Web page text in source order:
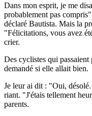
Dans mon esprit, je me
probablement pas
déclaré Bautista. Mais la
"Félicitations, vous avez
crier.
Des cyclistes qui
demandé si elle allait bien.
Je leur ai dit : "Oui,
riant. "J'étais tellement
parents.